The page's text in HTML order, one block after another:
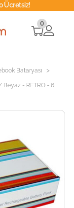
Ücretsiz!
0
Bataryası >
Beyaz - RETRO - 6